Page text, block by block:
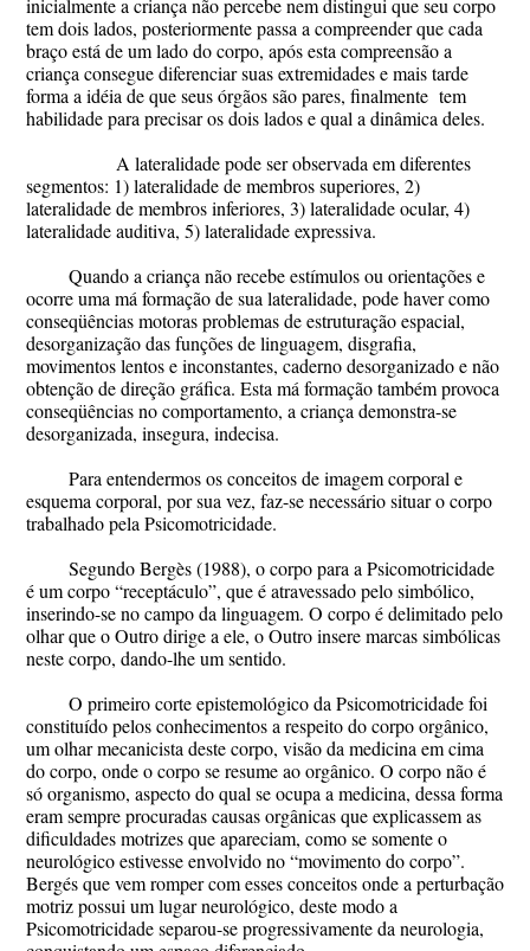
tem dois lados, posteriormente passa a compreender que cada
braço está de um lado do corpo, após esta compreensão a
criança consegue diferenciar suas extremidades e mais tarde
forma a idéia de que seus órgãos são pares, finalmente tem
habilidade para precisar os dois lados e qual a dinâmica deles.
A lateralidade pode ser observada em diferentes
segmentos: 1) lateralidade de membros superiores, 2)
lateralidade de membros inferiores, 3) lateralidade ocular, 4)
lateralidade auditiva, 5) lateralidade expressiva.
Quando a criança não recebe estímulos ou orientações e
ocorre uma má formação de sua lateralidade, pode haver como
conseqüências motoras problemas de estruturação espacial,
desorganização das funções de linguagem, disgrafia,
movimentos lentos e inconstantes, caderno desorganizado e não
obtenção de direção gráfica. Esta má formação também provoca
conseqüências no comportamento, a criança demonstra-se
desorganizada, insegura, indecisa.
Para entendermos os conceitos de imagem corporal e
esquema corporal, por sua vez, faz-se necessário situar o corpo
trabalhado pela Psicomotricidade.
Segundo Bergès (1988), o corpo para a Psicomotricidade
é um corpo “receptáculo”, que é atravessado pelo simbólico,
inserindo-se no campo da linguagem. O corpo é delimitado pelo
olhar que o Outro dirige a ele, o Outro insere marcas simbólicas
neste corpo, dando-lhe um sentido.
O primeiro corte epistemológico da Psicomotricidade foi
constituído pelos conhecimentos a respeito do corpo orgânico,
um olhar mecanicista deste corpo, visão da medicina em cima
do corpo, onde o corpo se resume ao orgânico. O corpo não é
só organismo, aspecto do qual se ocupa a medicina, dessa forma
eram sempre procuradas causas orgânicas que explicassem as
dificuldades motrizes que apareciam, como se somente o
neurológico estivesse envolvido no “movimento do corpo”.
Bergés que vem romper com esses conceitos onde a perturbação
motriz possui um lugar neurológico, deste modo a
Psicomotricidade separou-se progressivamente da neurologia,